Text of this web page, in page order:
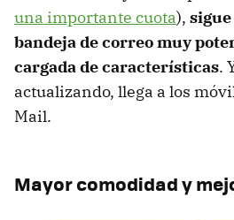
una importante cuota),
bandeja de correo muy
cargada de características.
actualizando, llega a los
Mail.
Mayor comodidad y